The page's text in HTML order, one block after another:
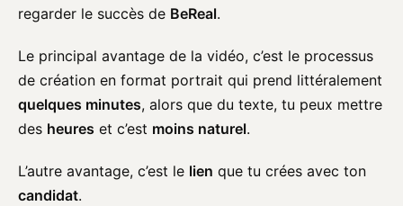
regarder le succès de BeReal.
Le principal avantage de la vidéo, c’est le processus
de création en format portrait qui prend littéralement
quelques minutes, alors que du texte, tu peux mettre
des heures et c’est moins naturel.
L’autre avantage, c’est le lien que tu crées avec ton
candidat.